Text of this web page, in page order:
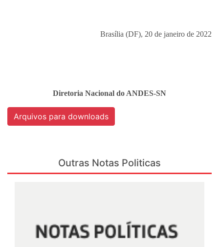
Brasília (DF), 20 de janeiro de 2022
Diretoria Nacional do ANDES-SN
Arquivos para downloads
Outras Notas Politicas